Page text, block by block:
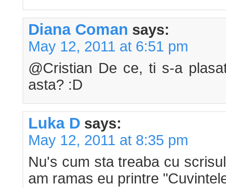
Diana Coman says:
May 12, 2011 at 6:51 pm
@Cristian De ce, ti s-a
asta? :D
Luka D says:
May 12, 2011 at 8:35 pm
Nu's cum sta treaba cu
am ramas eu printre